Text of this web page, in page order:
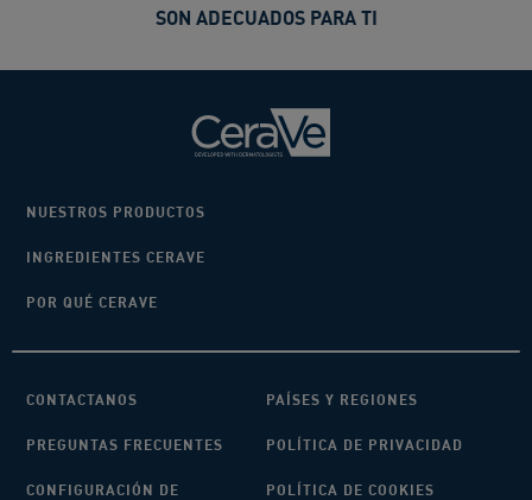
SON ADECUADOS PARA TI
NUESTROS PRODUCTOS
INGREDIENTES CERAVE
POR QUÉ CERAVE
CONTACTANOS PAÍSES Y REGIONES
PREGUNTAS FRECUENTES POLÍTICA DE PRIVACIDAD
CONFIGURACIÓN DE POLÍTICA DE COOKIES